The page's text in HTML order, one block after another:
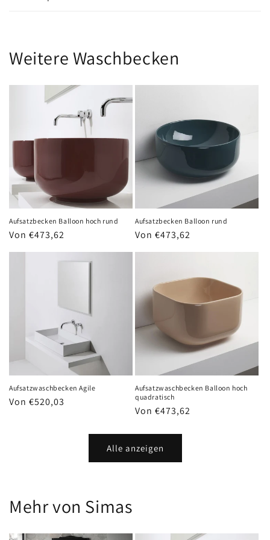
Weitere Waschbecken
Aufsatzbecken Balloon hoch rund
Normaler
Von €473,62
Aufsatzbecken Balloon rund
Normaler
Von €473,62
Aufsatzwaschbecken Agile
Normaler
Von €520,03
Aufsatzwaschbecken Balloon hoch
quadratisch
Normaler
Von €473,62
Alle anzeigen
Mehr von Simas